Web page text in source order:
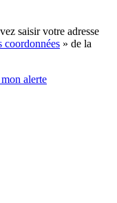
saisir votre adresse
coordonnées » de la
alerte